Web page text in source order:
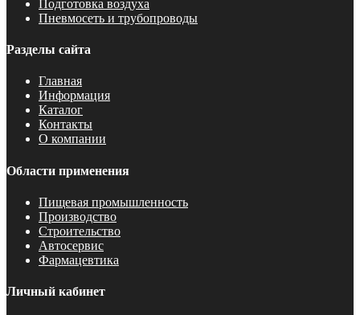
Подготовка воздуха
Пневмосеть и трубопроводы
Разделы сайта
Главная
Информация
Каталог
Контакты
О компании
Области применения
Пищевая промышленность
Производство
Строительство
Автосервис
Фармацевтика
Личный кабинет